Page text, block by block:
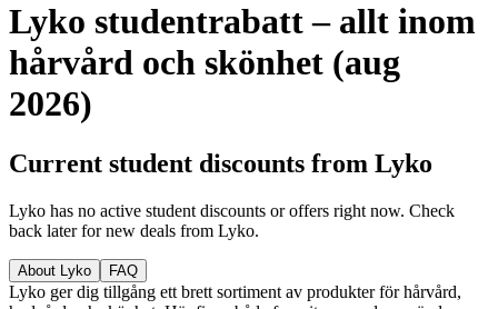
Lyko studentrabatt – allt inom
hårvård och skönhet (aug
2026)
Current student discounts from Lyko
Lyko has no active student discounts or offers right now. Check
back later for new deals from Lyko.
About Lyko FAQ
Lyko ger dig tillgång ett brett sortiment av produkter för hårvård,